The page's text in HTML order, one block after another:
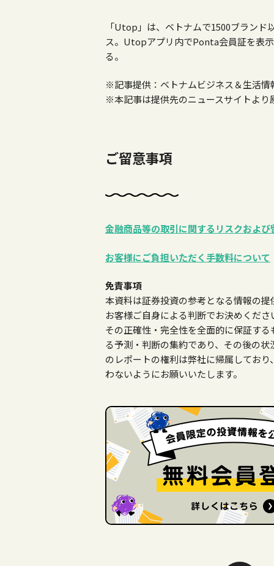
「Utop」は、ベトナムで1500ブラン
ス。Utopアプリ内でPonta会員証を表
る。
※記事提供：ベトナムビジネス＆生活情
※本記事は提供先のニュースサイトより
ご留意事項
金融商品等の取引に関するリスクおよび
お客様にご負担いただく手数料について
免責事項
本資料は証券投資の参考となる情報の
お客様ご自身による判断でお決めくだ
その正確性・完全性を全面的に保証す
る予測・判断の集約であり、その後の
のレポートの権利は弊社に帰属してお
わないようにお願いいたします。